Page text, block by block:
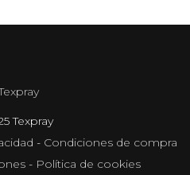
Texpray
- Condiciones de compra
- Política de cookies